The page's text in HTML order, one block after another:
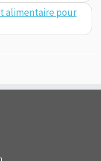
alimentaire pour